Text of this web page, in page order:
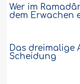
Wer im
dem Erwachen
Das dreimalige
Scheidung